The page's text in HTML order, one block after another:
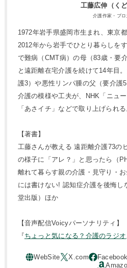
工藤広伸（くど
介護作家・ブロ
1972年岩手県盛岡市生まれ、東京都
2012年から岩手でひとり暮らしを
で難病（CMT病）の母（83歳・要
と遠距離在宅介護を続けて14年目
護3）や悪性リンパ腫の父（要介護
介護の模様や工夫が、NHK「ニュ
「あさイチ」などで取り上げられる
【著書】
工藤さんが教える 遠距離介護73の
の様子に「アレ？」と思ったら（
離れて暮らす親の介護・見守り・
には書けない! 認知症介護を後悔し
堂出版）ほか
【音声配信Voicyパーソナリティ】
『ちょっと気になる？介護のラジオ